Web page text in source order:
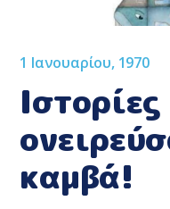
1 Ιανουαρίου, 1970
καμβά!